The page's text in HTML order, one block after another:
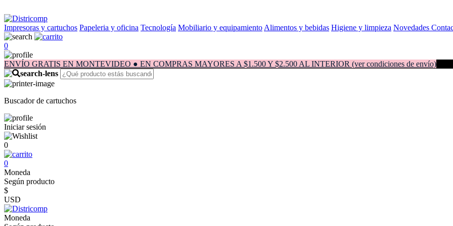
Impresoras y cartuchos Papeleria y oficina Tecnología Mobiliario y equipamiento Alimentos y bebidas Higiene y limpieza Novedades
0
ENVÍO GRATIS EN MONTEVIDEO ● EN COMPRAS MAYORES A $1.500 Y $2.500 AL INTERIOR (ver condiciones de envío)
Buscador de cartuchos
Iniciar sesión
0
0
Moneda
Según producto
$
USD
Moneda